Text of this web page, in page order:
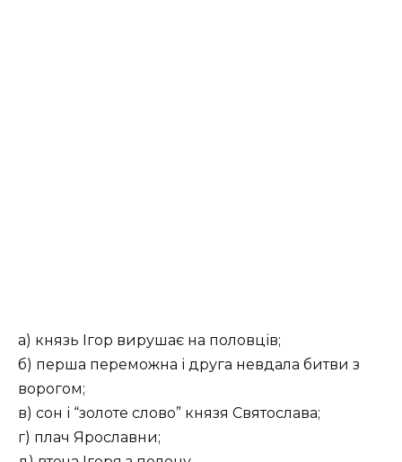
а) князь Ігор вирушає на половців;
б) перша переможна і друга невдала битви з
ворогом;
в) сон і “золоте слово” князя Святослава;
г) плач Ярославни;